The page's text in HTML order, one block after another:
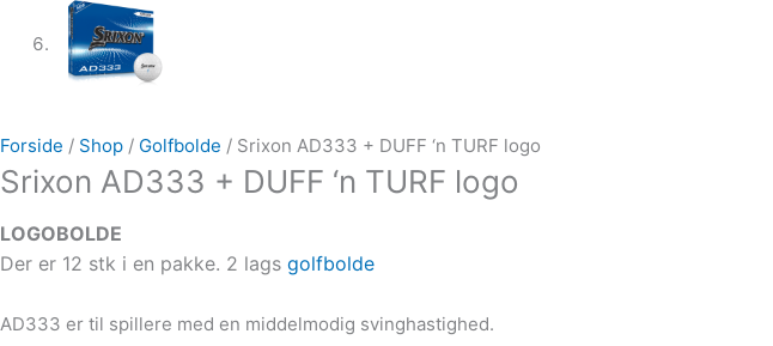
Forside / Shop / Golfbolde / Srixon AD333 + DUFF ‘n TURF logo
Srixon AD333 + DUFF ‘n TURF logo
LOGOBOLDE
Der er 12 stk i en pakke. 2 lags golfbolde
AD333 er til spillere med en middelmodig svinghastighed.